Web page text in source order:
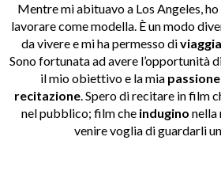
Mentre mi abituavo a Los Angeles,
lavorare come modella. È un modo
da vivere e mi ha permesso di
Sono fortunata ad avere l’opportunità
il mio obiettivo e la mia passione
recitazione. Spero di recitare in film
nel pubblico; film che indugino nella
venire voglia di guardarli